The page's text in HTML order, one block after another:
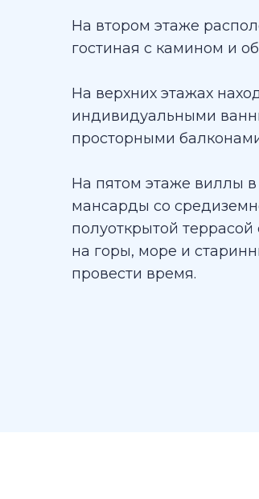
На втором этаже
гостиная с камином и
На верхних этажах
индивидуальными
просторными
На пятом этаже виллы
мансарды со
полуоткрытой
на горы, море и
провести время.